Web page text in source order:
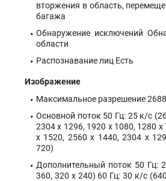
вторжения в область,
багажа
Обнаружение исключений
области
Распознавание лиц Есть
Изображение
Максимальное разрешение
Основной поток 50 Гц: 25 к/с
2304 x 1296, 1920 x 1080, 1280
x 1520, 2560 x 1440, 2304 x
720)
Дополнительный поток 50 Гц:
360, 320 x 240) 60 Гц: 30 к/с